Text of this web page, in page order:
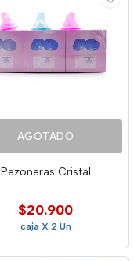
AGOTADO
Pezoneras Cristal
$20.900
caja X 2 Un